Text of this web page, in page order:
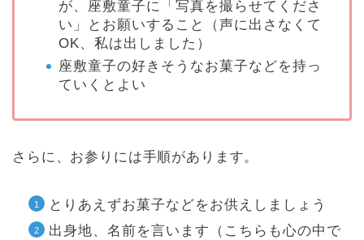
が、座敷童子に「写真を撮らせてくださ
い」とお願いすること（声に出さなくて
OK、私は出しました）
座敷童子の好きそうなお菓子などを持っ
ていくとよい
さらに、お参りには手順があります。
とりあえずお菓子などをお供えしましょう
出身地、名前を言います（こちらも心の中で